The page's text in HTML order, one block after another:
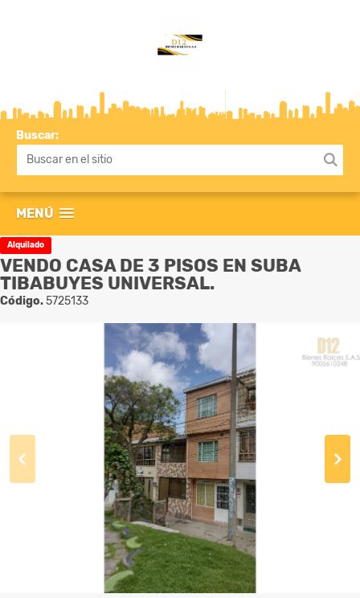
Buscar:
MENÚ
Alquilado
VENDO CASA DE 3 PISOS EN SUBA
TIBABUYES UNIVERSAL.
Código.5725133